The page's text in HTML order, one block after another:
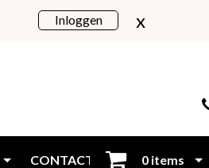
Inloggen x
CONTACT Inloggen
0 items